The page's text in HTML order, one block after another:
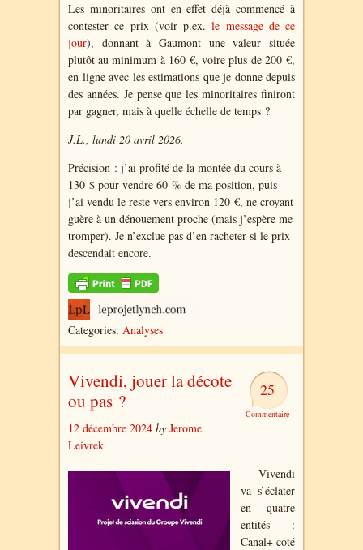
Les minoritaires ont en effet déjà commencé à
contester ce prix (voir p.ex.le message de ce
jour), donnant à Gaumont une valeur située
plutôt au minimum à 160 €, voire plus de 200 €,
en ligne avec les estimations que je donne depuis
des années. Je pense que les minoritaires finiront
par gagner, mais à quelle échelle de temps ?
J.L., lundi 20 avril 2026.
Précision : j’ai profité de la montée du cours à
130 $ pour vendre 60 % de ma position, puis
j’ai vendu le reste vers environ 120 €, ne croyant
guère à un dénouement proche (mais j’espère me
tromper). Je n’exclue pas d’en racheter si le prix
descendait encore.
Categories: Analyses
25
Vivendi, jouer la décote
ou pas ?
12 décembre 2024 by Jerome
Leivrek
Vivendi
va s’éclater
en quatre
entités :
Canal+ coté